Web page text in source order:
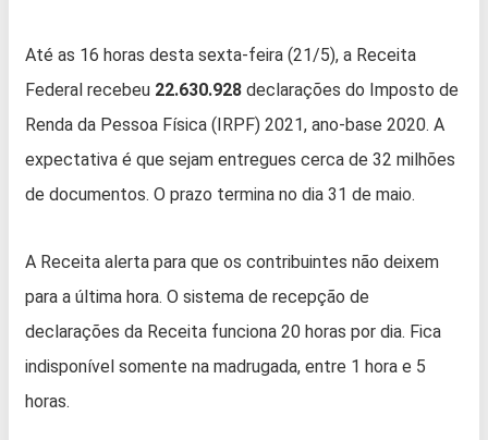
Até as 16 horas desta sexta-feira (21/5), a Receita
Federal recebeu 22.630.928 declarações do Imposto de
Renda da Pessoa Física (IRPF) 2021, ano-base 2020. A
expectativa é que sejam entregues cerca de 32 milhões
de documentos. O prazo termina no dia 31 de maio.
A Receita alerta para que os contribuintes não deixem
para a última hora. O sistema de recepção de
declarações da Receita funciona 20 horas por dia. Fica
indisponível somente na madrugada, entre 1 hora e 5
horas.